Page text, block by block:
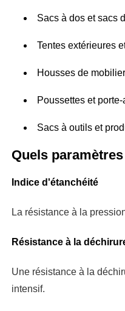
Sacs à dos et sacs
Tentes extérieures
Housses de
Poussettes et
Sacs à outils et
Quels
Indice d'étanchéité
La résistance à la
Résistance à la
Une résistance à la
intensif.